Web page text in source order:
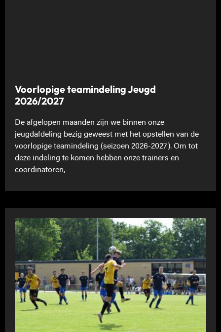
Voorlopige teamindeling Jeugd
2026/2027
De afgelopen maanden zijn we binnen onze
jeugdafdeling bezig geweest met het opstellen van de
voorlopige teamindeling (seizoen 2026-2027). Om tot
deze indeling te komen hebben onze trainers en
coördinatoren,